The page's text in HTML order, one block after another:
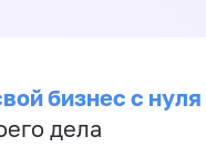
бизнес с нуля
дела